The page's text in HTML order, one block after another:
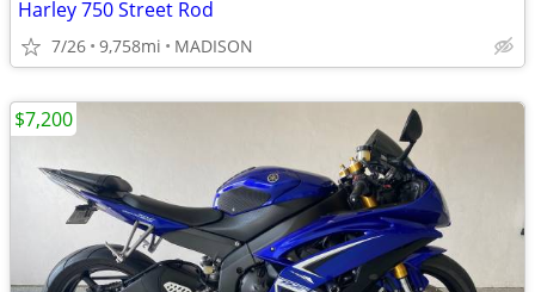
Harley 750 Street Rod
7/26 9,758mi MADISON
$7,200